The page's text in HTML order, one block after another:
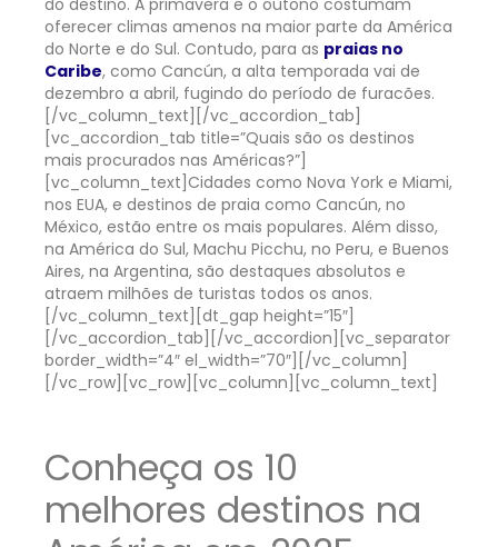
oferecer climas amenos na maior parte da América
do Norte e do Sul. Contudo, para as praias no
Caribe, como Cancún, a alta temporada vai de
dezembro a abril, fugindo do período de furacões.
[/vc_column_text][/vc_accordion_tab]
[vc_accordion_tab title=”Quais são os destinos
mais procurados nas Américas?”]
[vc_column_text]Cidades como Nova York e Miami,
nos EUA, e destinos de praia como Cancún, no
México, estão entre os mais populares. Além disso,
na América do Sul, Machu Picchu, no Peru, e Buenos
Aires, na Argentina, são destaques absolutos e
atraem milhões de turistas todos os anos.
[/vc_column_text][dt_gap height=”15″]
[/vc_accordion_tab][/vc_accordion][vc_separator
border_width=”4″ el_width=”70″][/vc_column]
[/vc_row][vc_row][vc_column][vc_column_text]
Conheça os 10
melhores destinos na